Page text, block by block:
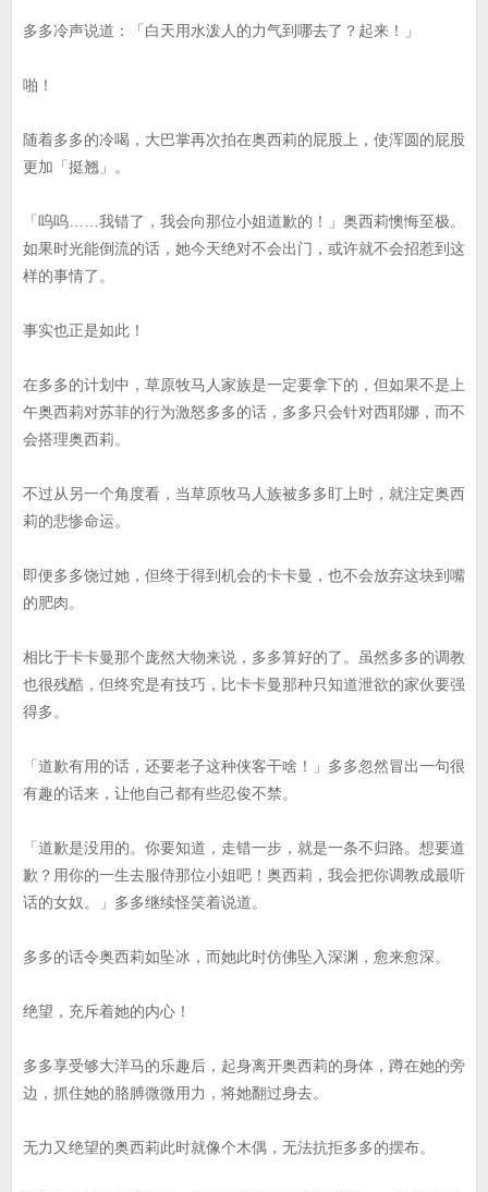
多多冷声说道：「白天用水泼人的力气到哪去了？起来！」
啪！
随着多多的冷喝，大巴掌再次拍在奥西莉的屁股上，使浑圆的屁股
更加「挺翘」。
「呜呜……我错了，我会向那位小姐道歉的！」奥西莉懊悔至极。
如果时光能倒流的话，她今天绝对不会出门，或许就不会招惹到这
样的事情了。
事实也正是如此！
在多多的计划中，草原牧马人家族是一定要拿下的，但如果不是上
午奥西莉对苏菲的行为激怒多多的话，多多只会针对西耶娜，而不
会搭理奥西莉。
不过从另一个角度看，当草原牧马人族被多多盯上时，就注定奥西
莉的悲惨命运。
即便多多饶过她，但终于得到机会的卡卡曼，也不会放弃这块到嘴
的肥肉。
相比于卡卡曼那个庞然大物来说，多多算好的了。虽然多多的调教
也很残酷，但终究是有技巧，比卡卡曼那种只知道泄欲的家伙要强
得多。
「道歉有用的话，还要老子这种侠客干啥！」多多忽然冒出一句很
有趣的话来，让他自己都有些忍俊不禁。
「道歉是没用的。你要知道，走错一步，就是一条不归路。想要道
歉？用你的一生去服侍那位小姐吧！奥西莉，我会把你调教成最听
话的女奴。」多多继续怪笑着说道。
多多的话令奥西莉如坠冰，而她此时仿佛坠入深渊，愈来愈深。
绝望，充斥着她的内心！
多多享受够大洋马的乐趣后，起身离开奥西莉的身体，蹲在她的旁
边，抓住她的胳膊微微用力，将她翻过身去。
无力又绝望的奥西莉此时就像个木偶，无法抗拒多多的摆布。